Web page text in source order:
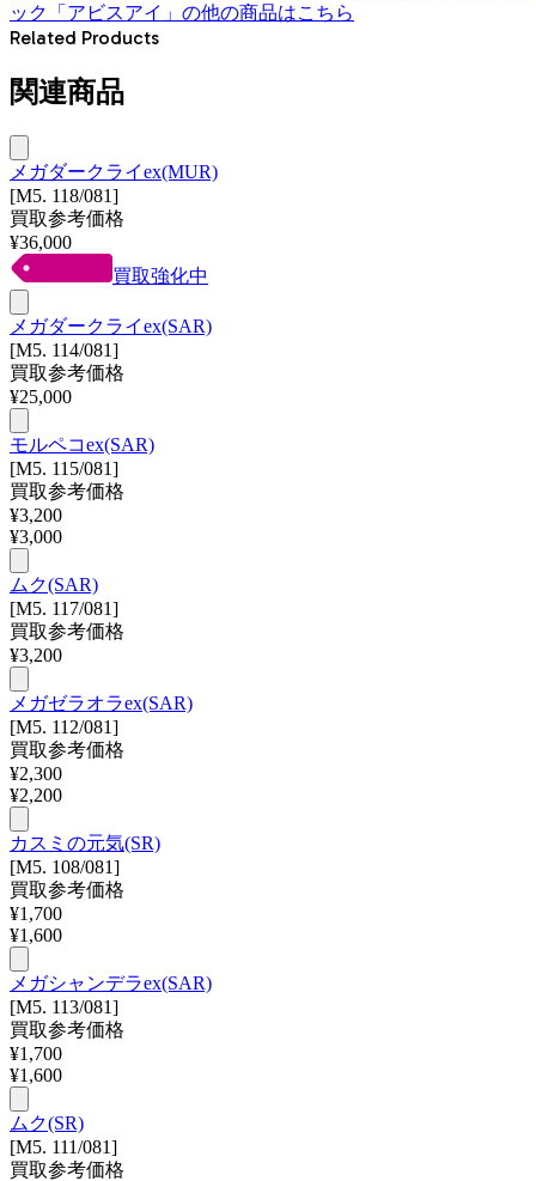
ック「アビスアイ」 の他の商品はこちら
Related Products
関連商品
メガダークライex(MUR)
[M5. 118/081]
買取参考価格
¥36,000
買取強化中
メガダークライex(SAR)
[M5. 114/081]
買取参考価格
¥25,000
モルペコex(SAR)
[M5. 115/081]
買取参考価格
¥3,200
¥3,000
ムク(SAR)
[M5. 117/081]
買取参考価格
¥3,200
メガゼラオラex(SAR)
[M5. 112/081]
買取参考価格
¥2,300
¥2,200
カスミの元気(SR)
[M5. 108/081]
買取参考価格
¥1,700
¥1,600
メガシャンデラex(SAR)
[M5. 113/081]
買取参考価格
¥1,700
¥1,600
ムク(SR)
[M5. 111/081]
買取参考価格